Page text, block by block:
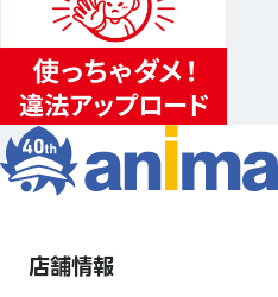
店舗情報